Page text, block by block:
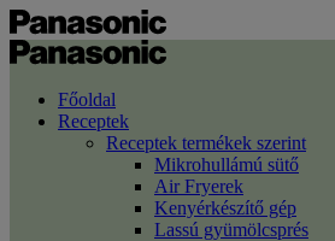
Főoldal
Receptek
Receptek termékek szerint
Mikrohullámú sütő
Air Fryerek
Kenyérkészítő gép
Lassú gyümölcsprés